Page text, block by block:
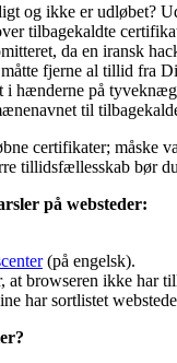
og ikke er udløbet?
tilbagekaldte
da en iransk
fjerne al tillid
i hænderne på
til
certifikater; måske
tillidsfællesskab bør
på websteder:
(på engelsk).
at browseren ikke har
har sortlistet